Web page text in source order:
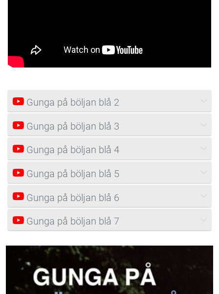
Gunga på böljan blå 2
Gunga på böljan blå 3
Gunga på böljan blå 4
Gunga på böljan blå 5
Gunga på böljan blå 6
Gunga på böljan blå 7